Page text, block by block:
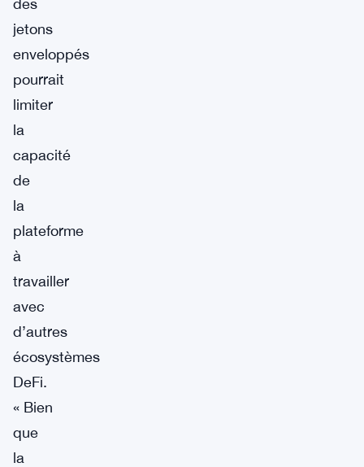
des
jetons
enveloppés
pourrait
limiter
la
capacité
de
la
plateforme
à
travailler
avec
d’autres
écosystèmes
DeFi.
« Bien
que
la